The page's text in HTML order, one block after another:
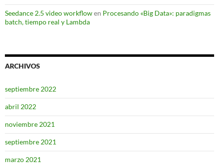
Seedance 2.5 video workflowen Procesando «Big Data»: paradigmas
batch, tiempo real y Lambda
ARCHIVOS
septiembre 2022
abril 2022
noviembre 2021
septiembre 2021
marzo 2021